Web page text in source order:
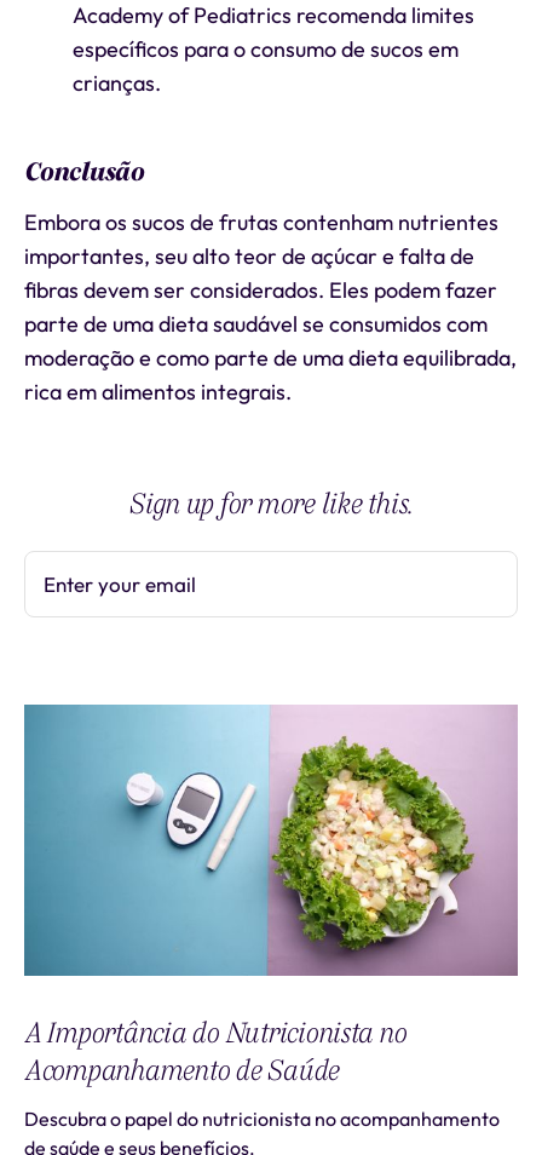
Academy of Pediatrics recomenda limites
específicos para o consumo de sucos em
crianças.
Conclusão
Embora os sucos de frutas contenham nutrientes
importantes, seu alto teor de açúcar e falta de
fibras devem ser considerados. Eles podem fazer
parte de uma dieta saudável se consumidos com
moderação e como parte de uma dieta equilibrada,
rica em alimentos integrais.
Sign up for more like this.
Enter your email
A Importância do Nutricionista no
Acompanhamento de Saúde
Descubra o papel do nutricionista no acompanhamento
de saúde e seus benefícios.